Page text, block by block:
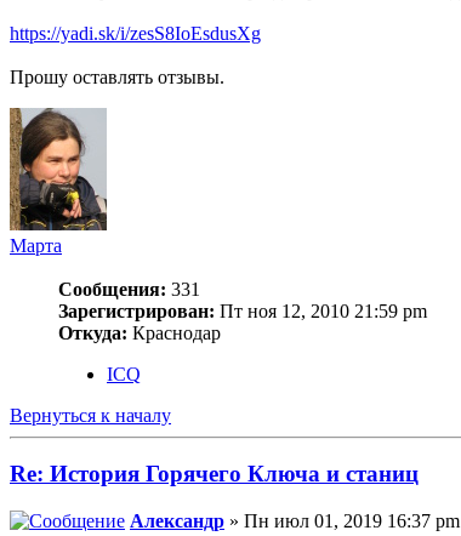
https://yadi.sk/i/zesS8IoEsdusXg
Прошу оставлять отзывы.
Марта
Сообщения: 331
Зарегистрирован: Пт ноя 12, 2010 21:59 pm
Откуда: Краснодар
ICQ
Вернуться к началу
Re: История Горячего Ключа и станиц
Алeксандр » Пн июл 01, 2019 16:37 pm